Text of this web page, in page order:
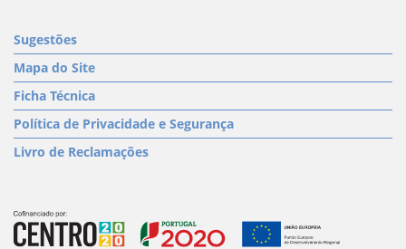
Sugestões
Mapa do Site
Ficha Técnica
Política de Privacidade e Segurança
Livro de Reclamações